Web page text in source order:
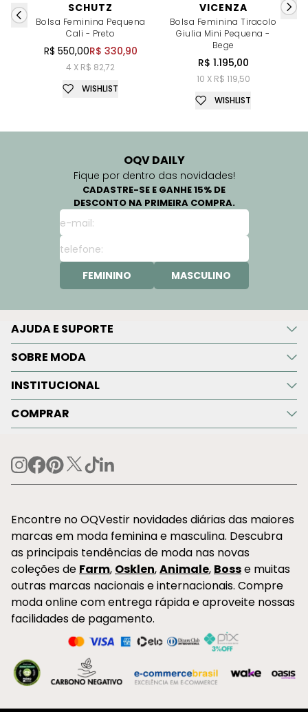
SCHUTZ
Bolsa Feminina Pequena
Cali - Preto
R$ 550,00R$ 330,90
4 X R$ 82,72
WISHLIST
VICENZA
Bolsa Feminina Tiracolo
Giulia Mini Pequena -
Bege
R$ 1.195,00
10 X R$ 119,50
WISHLIST
OQV DAILY
Fique por dentro das novidades!
CADASTRE-SE E GANHE 15% DE
DESCONTO NA PRIMEIRA COMPRA.
FEMININO MASCULINO
AJUDA E SUPORTE
SOBRE MODA
INSTITUCIONAL
COMPRAR
Encontre no OQVestir novidades diárias das maiores
marcas em moda feminina e masculina. Descubra
as principais tendências de moda nas novas
coleções de Farm, Osklen,Animale, Bosse muitas
outras marcas nacionais e internacionais. Compre
moda online com entrega rápida e aproveite nossas
facilidades de pagamento.